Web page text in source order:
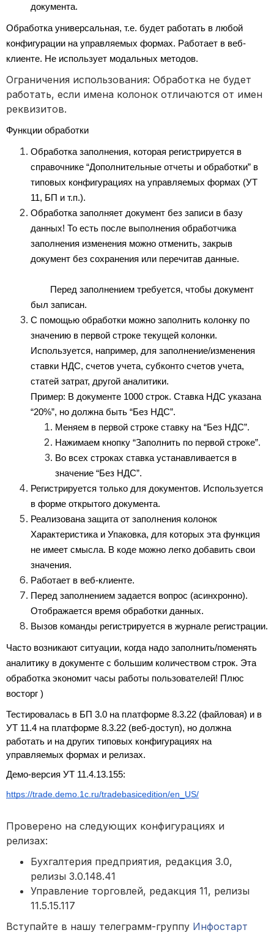
документа.
Обработка универсальная, т.е. будет работать в любой
конфигурации на управляемых формах. Работает в веб-
клиенте. Не использует модальных методов.
Ограничения использования: Обработка не будет
работать, если имена колонок отличаются от имен
реквизитов.
Функции обработки
Обработка заполнения, которая регистрируется в
справочнике “Дополнительные отчеты и обработки” в
типовых конфигурациях на управляемых формах (УТ
11, БП и т.п.).
Обработка заполняет документ без записи в базу
данных! То есть после выполнения обработчика
заполнения изменения можно отменить, закрыв
документ без сохранения или перечитав данные.
был записан.
С помощью обработки можно заполнить колонку по
значению в первой строке текущей колонки.
Используется, например, для заполнение/изменения
ставки НДС, счетов учета, субконто счетов учета,
статей затрат, другой аналитики.
Пример: В документе 1000 строк. Ставка НДС указана
“20%”, но должна быть “Без НДС”.
Меняем в первой строке ставку на “Без НДС”.
Нажимаем кнопку “Заполнить по первой строке”.
Во всех строках ставка устанавливается в
значение “Без НДС”.
Регистрируется только для документов. Используется
в форме открытого документа.
Реализована защита от заполнения колонок
Характеристика и Упаковка, для которых эта функция
не имеет смысла. В коде можно легко добавить свои
значения.
Работает в веб-клиенте.
Перед заполнением задается вопрос (асинхронно).
Отображается время обработки данных.
Вызов команды регистрируется в журнале регистрации.
Часто возникают ситуации, когда надо заполнить/поменять
аналитику в документе с большим количеством строк. Эта
обработка экономит часы работы пользователей! Плюс
восторг )
Тестировалась в БП 3.0 на платформе 8.3.22 (файловая) и в
УТ 11.4 на платформе 8.3.22 (веб-доступ), но должна
работать и на других типовых конфигурациях на
управляемых формах и релизах.
Демо-версия УТ 11.4.13.155:
https://trade.demo.1c.ru/tradebasicedition/en_US/
Проверено на следующих конфигурациях и
релизах:
Бухгалтерия предприятия, редакция 3.0,
релизы 3.0.148.41
Управление торговлей, редакция 11, релизы
11.5.15.117
Вступайте в нашу телеграмм-группу Инфостарт